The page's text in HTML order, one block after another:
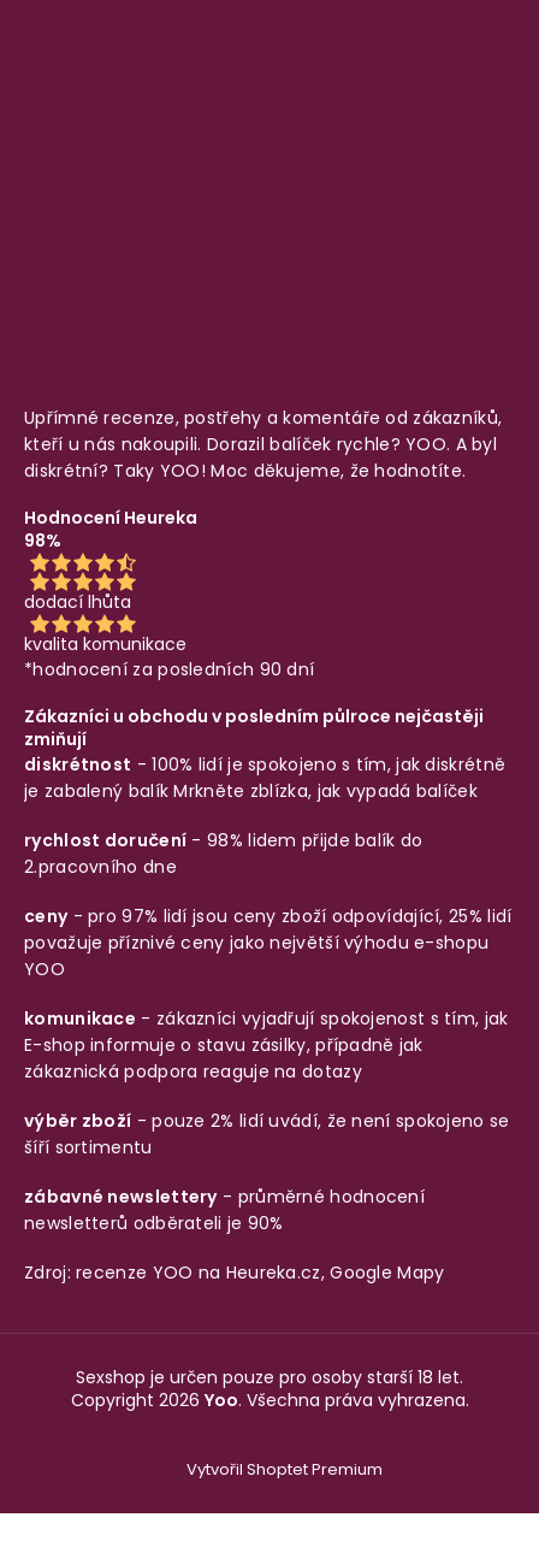
Upřímné recenze, postřehy a komentáře od zákazníků,
kteří u nás nakoupili. Dorazil balíček rychle? YOO. A byl
diskrétní? Taky YOO! Moc děkujeme, že hodnotíte.
Hodnocení Heureka
98%
dodací lhůta
kvalita komunikace
*hodnocení za posledních 90 dní
Zákazníci u obchodu v posledním půlroce nejčastěji
zmiňují
diskrétnost - 100% lidí je spokojeno s tím, jak diskrétně
je zabalený balíkMrkněte zblízka, jak vypadá balíček
rychlost doručení - 98% lidem přijde balík do
2.pracovního dne
ceny- pro 97% lidí jsou ceny zboží odpovídající, 25% lidí
považuje příznivé ceny jako největší výhodu e-shopu
YOO
komunikace - zákazníci vyjadřují spokojenost s tím, jak
E-shop informuje o stavu zásilky, případně jak
zákaznická podpora reaguje na dotazy
výběr zboží - pouze 2% lidí uvádí, že není spokojeno se
šíří sortimentu
zábavné newslettery- průměrné hodnocení
newsletterů odběrateli je 90%
Zdroj: recenze YOO na Heureka.cz,Google Mapy
Vytvořil Shoptet Premium
Sexshop je určen pouze pro osoby starší 18 let.
Copyright 2026 Yoo. Všechna práva vyhrazena.